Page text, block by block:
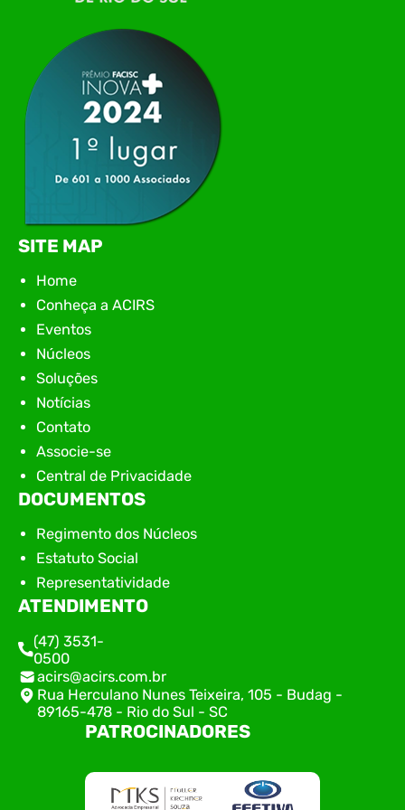
apresentação de novas iniciativas para o setor. O
encontro aconteceu em Rio…
SITE MAP
Home
Conheça a ACIRS
Eventos
Núcleos
Soluções
Notícias
Contato
Associe-se
Central de Privacidade
DOCUMENTOS
Regimento dos Núcleos
Estatuto Social
Representatividade
ATENDIMENTO
(47) 3531-
0500
acirs@acirs.com.br
Rua Herculano Nunes Teixeira, 105 - Budag -
89165-478 - Rio do Sul - SC
PATROCINADORES